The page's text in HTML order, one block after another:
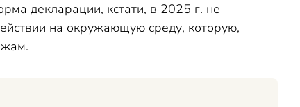
декларации, кстати, в 2025 г. не
на окружающую среду, которую,